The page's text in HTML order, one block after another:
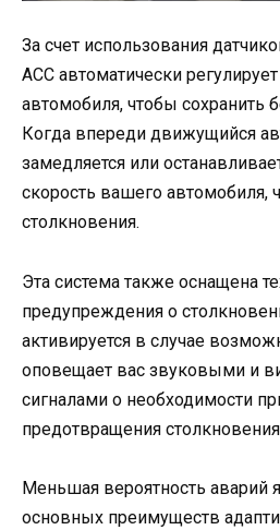
За счет использования
ACC автоматически
автомобиля, чтобы сохранить
Когда впереди движущийся
замедляется или
скорость вашего автомобиля,
столкновения.
Эта система также оснащена
предупреждения о
активируется в случае
оповещает вас звуковыми и
сигналами о необходимости
предотвращения
Меньшая вероятность аварий
основных преимуществ